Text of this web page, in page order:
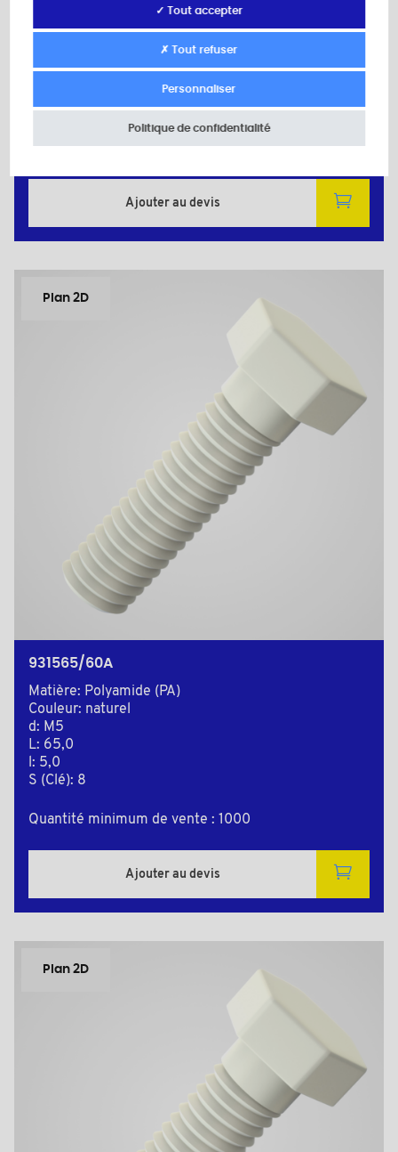
L: 17,0
S (Clé): 8
Quantité minimum de vente : 10000
Ajouter au devis
Plan 2D
931565/60A
Matière: Polyamide (PA)
Couleur: naturel
d: M5
L: 65,0
l: 5,0
S (Clé): 8
Quantité minimum de vente : 1000
Ajouter au devis
Plan 2D
✓ Tout accepter
✗ Tout refuser
Personnaliser
Politique de confidentialité